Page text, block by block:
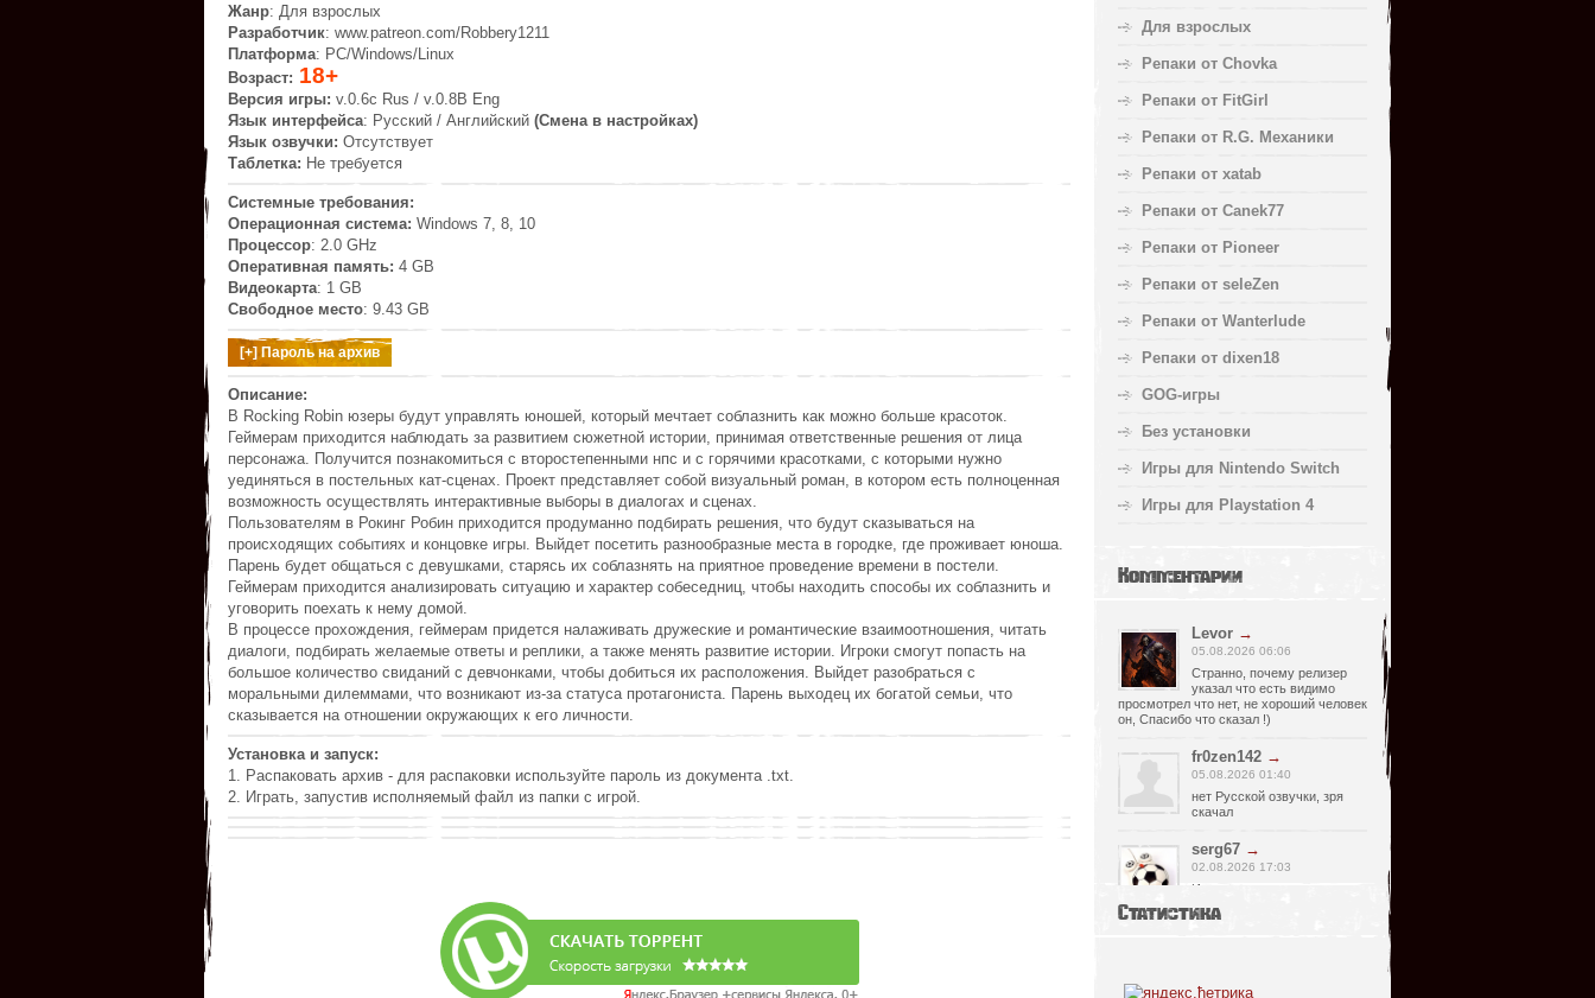
Жанр: Для взрослых
Разработчик: www.patreon.com/Robbery1211
Платформа: PC/Windows/Linux
Возраст: 18+
Версия игры: v.0.6c Rus / v.0.8B Eng
Язык интерфейса: Русский / Английский (Смена в настройках)
Язык озвучки: Отсутствует
Таблетка: Не требуется
Системные требования:
Операционная система: Windows 7, 8, 10
Процессор: 2.0 GHz
Оперативная память: 4 GB
Видеокарта: 1 GB
Свободное место: 9.43 GB
Описание:
В Rocking Robin юзеры будут управлять юношей, который мечтает соблазнить как можно больше красоток.
Геймерам приходится наблюдать за развитием сюжетной истории, принимая ответственные решения от лица
персонажа. Получится познакомиться с второстепенными нпс и с горячими красотками, с которыми нужно
уединяться в постельных кат-сценах. Проект представляет собой визуальный роман, в котором есть полноценная
возможность осуществлять интерактивные выборы в диалогах и сценах.
Пользователям в Рокинг Робин приходится продуманно подбирать решения, что будут сказываться на
происходящих событиях и концовке игры. Выйдет посетить разнообразные места в городке, где проживает юноша.
Парень будет общаться с девушками, старясь их соблазнять на приятное проведение времени в постели.
Геймерам приходится анализировать ситуацию и характер собеседниц, чтобы находить способы их соблазнить и
уговорить поехать к нему домой.
В процессе прохождения, геймерам придется налаживать дружеские и романтические взаимоотношения, читать
диалоги, подбирать желаемые ответы и реплики, а также менять развитие истории. Игроки смогут попасть на
большое количество свиданий с девчонками, чтобы добиться их расположения. Выйдет разобраться с
моральными дилеммами, что возникают из-за статуса протагониста. Парень выходец их богатой семьи, что
сказывается на отношении окружающих к его личности.
Установка и запуск:
1. Распаковать архив - для распаковки используйте пароль из документа .txt.
2. Играть, запустив исполняемый файл из папки с игрой.
Для взрослых
Репаки от Chovka
Репаки от FitGirl
Репаки от R.G. Механики
Репаки от xatab
Репаки от Canek77
Репаки от Pioneer
Репаки от seleZen
Репаки от Wanterlude
Репаки от dixen18
GOG-игры
Без установки
Игры для Nintendo Switch
Игры для Playstation 4
Комментарии
Levor →
05.08.2026 06:06
Странно, почему релизер
указал что есть видимо
просмотрел что нет, не хороший человек
он, Спасибо что сказал !)
fr0zen142 →
05.08.2026 01:40
нет Русской озвучки, зря
скачал
serg67 →
02.08.2026 17:03
Игра интересная,а снизил
уменьшения экрана,играешь только на
glbvoyea5806
Статистика